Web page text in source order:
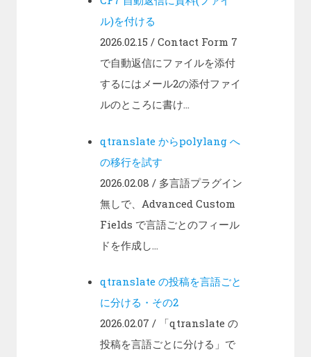
ル)を付ける
2026.02.15 / Contact Form 7
で自動返信にファイルを添付
するにはメール2の添付ファイ
ルのところに書け...
qtranslate からpolylang へ
の移行を試す
2026.02.08 / 多言語プラグイン
無しで、Advanced Custom
Fields で言語ごとのフィール
ドを作成し...
qtranslate の投稿を言語ごと
に分ける・その2
2026.02.07 / 「qtranslate の
投稿を言語ごとに分ける」で